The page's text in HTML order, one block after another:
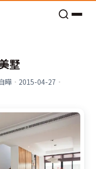
墅
曄 · 2015-04-27 ·